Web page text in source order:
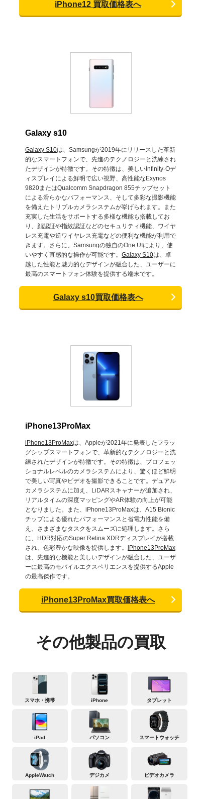
iPhone12 買取価格表へ
Galaxy s10
Galaxy S10は、Samsungが2019年にリリースした革新
的なスマートフォンで、先進のテクノロジーと洗練され
たデザインが特徴です。その特徴は、美しいInfinity-Oデ
ィスプレイによる鮮明で広い視野、高性能なExynos
9820またはQualcomm Snapdragon 855チップセット
による滑らかなパフォーマンス、そして多彩な撮影機能
を備えたトリプルカメラシステムが挙げられます。また
充実した生活をサポートする多様な機能も搭載してお
り、顔認証や指紋認証などのセキュリティ機能、ワイヤ
レス充電や逆ワイヤレス充電などの便利な機能が利用で
きます。さらに、Samsungの独自のOne UIにより、使
いやすく直感的な操作が可能です。 Galaxy S10は、卓
越した性能と魅力的なデザインが融合した、ユーザーに
最高のスマートフォン体験を提供する端末です。
Galaxy s10買取価格表へ
iPhone13ProMax
iPhone13ProMaxは、Appleが2021年に発表したフラッ
グシップスマートフォンで、革新的なテクノロジーと洗
練されたデザインが特徴です。その特徴は、プロフェッ
ショナルレベルのカメラシステムにより、驚くほど鮮明
で美しい写真やビデオを撮影できることです。デュアル
カメラシステムに加え、LiDARスキャナーが追加され、
リアルタイムの深度マッピングやAR体験の向上が可能
となりました。また、iPhone13ProMaxは、A15 Bionic
チップによる優れたパフォーマンスと省電力性能を備
え、さまざまなタスクをスムーズに処理します。さら
に、HDR対応のSuper Retina XDRディスプレイが搭載
され、色彩豊かな映像を提供します。 iPhone13ProMax
は、先進的な機能と美しいデザインが融合した、ユーザ
ーに最高のモバイルエクスペリエンスを提供するApple
の最高傑作です。
iPhone13ProMax買取価格表へ
その他製品の買取
スマホ・携帯 iPhone タブレット
iPad パソコン スマートウォッチ
AppleWatch デジカメ ビデオカメラ